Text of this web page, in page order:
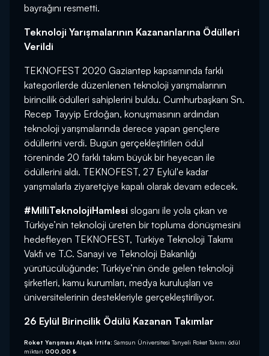
bayrağını resmetti.
Teknoloji Yarışmalarının Kazananlarına Ödülleri
Verildi
TEKNOFEST 2020 Gaziantep kapsamında farklı
kategorilerde düzenlenen teknoloji yarışmalarının
birincilik ödülleri sahiplerini buldu. Cumhurbaşkanı Sn.
Recep Tayyip Erdoğan, konuşmasının ardından
teknoloji yarışmalarında derece yapan gençlere
ödüllerini verdi. Bugün gerçekleştirilen ödül
töreninde 20 farklı takım büyük bir heyecan ile
ödüllerini aldı. TEKNOFEST, 27 Eylül'e kadar
yarışmalarla ziyaretçiye kapalı olarak devam edecek.
#MilliTeknolojiHamlesi sloganı ile yola çıkan ve
Türkiye’nin teknoloji üreten bir topluma dönüşmesini
hedefleyen TEKNOFEST, Türkiye Teknoloji Takımı
Vakfı ve T.C. Sanayi ve Teknoloji Bakanlığı
yürütücülüğünde; Türkiye’nin önde gelen teknoloji
şirketleri, kamu kurumları, medya kuruluşları ve
üniversitelerinin destekleriyle gerçekleştiriliyor.
26 Eylül Birincilik Ödülü Kazanan Takımlar
Roket Yarışması Alçak İrtifa: Samsun Üniversitesi Tanyeli Roket Takımı ödül
miktarı 000,00 ₺